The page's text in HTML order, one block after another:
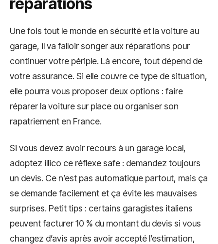
Une fois tout le monde en sécurité et la voiture au
garage, il va falloir songer aux réparations pour
continuer votre périple. Là encore, tout dépend de
votre assurance. Si elle couvre ce type de situation,
elle pourra vous proposer deux options : faire
réparer la voiture sur place ou organiser son
rapatriement en France.
Si vous devez avoir recours à un garage local,
adoptez illico ce réflexe safe : demandez toujours
un devis. Ce n’est pas automatique partout, mais ça
se demande facilement et ça évite les mauvaises
surprises. Petit tips : certains garagistes italiens
peuvent facturer 10 % du montant du devis si vous
changez d’avis après avoir accepté l’estimation,